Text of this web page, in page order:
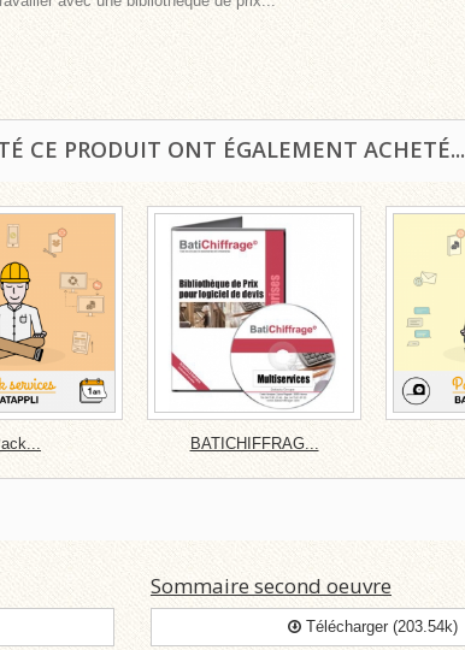
CE PRODUIT ONT ÉGALEMENT ACHETÉ...
BATICHIFFRAG...
Sommaire second oeuvre
Télécharger (203.54k)